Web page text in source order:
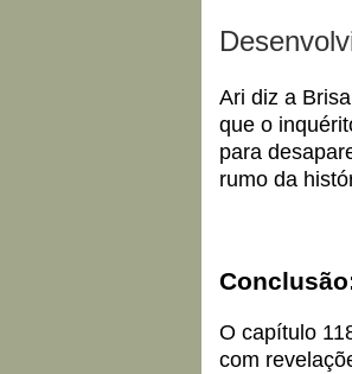
Ari diz a
que o
para
rumo da
O capítulo
com